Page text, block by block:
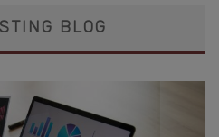
BLOG